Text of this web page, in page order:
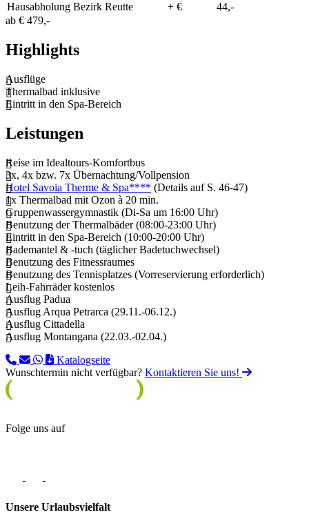
Hausabholung Bezirk Reutte
+ €
44,-
ab € 479,-
Highlights
Ausflüge
Thermalbad inklusive
Eintritt in den Spa-Bereich
Leistungen
Reise im Idealtours-Komfortbus
3x, 4x bzw. 7x Übernachtung/Vollpension
Hotel Savoia Therme & Spa**** (Details auf S. 46-47)
1x Thermalbad mit Ozon à 20 min.
Gruppenwassergymnastik (Di-Sa um 16:00 Uhr)
Benutzung der Thermalbäder (08:00-23:00 Uhr)
Eintritt in den Spa-Bereich (10:00-20:00 Uhr)
Bademantel & -tuch (täglicher Badetuchwechsel)
Benutzung des Fitnessraumes
Benutzung des Tennisplatzes (Vorreservierung erforderlich)
Leih-Fahrräder kostenlos
Ausflug Padua
Ausflug Arqua Petrarca (29.11.-06.12.)
Ausflug Cittadella
Ausflug Montangana (22.03.-02.04.)
Katalogseite
Wunschtermin nicht verfügbar? Kontaktieren Sie uns!
Folge uns auf
Unsere Urlaubsvielfalt